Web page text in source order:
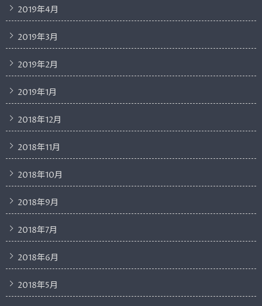
2019年4月
2019年3月
2019年2月
2019年1月
2018年12月
2018年11月
2018年10月
2018年9月
2018年7月
2018年6月
2018年5月